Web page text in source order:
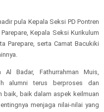
pula Kepala Seksi PD Pontren
Kepala Seksi Kurikulum
Parepare, serta Camat Bacukiki
Al Badar, Fathurrahman Muis,
alumni terus berproses dan
baik, baik dalam aspek keilmuan
menjaga nilai-nilai yang